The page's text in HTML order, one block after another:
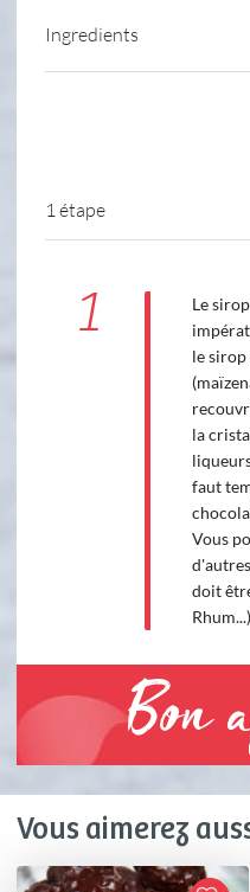
Ingredients
1 étape
1
Le
le sirop
la
faut
Vous
doit
Rhum...)
Bon
Vous aimerez